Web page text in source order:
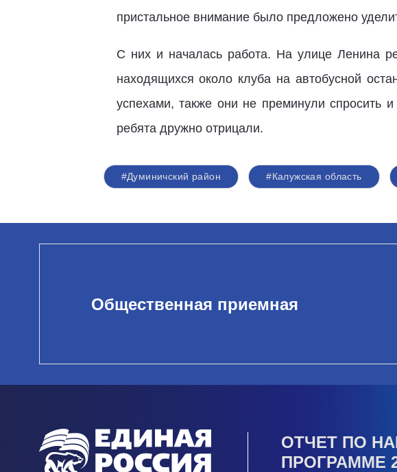
пристальное внимание было предложено
С них и началась работа. На улице Ленина
находящихся около клуба на автобусной
успехами, также они не преминули спросить
ребята дружно отрицали.
#Думиничский район #Калужская область
Общественная приемная
ОТЧЕТ ПО
ПРОГРАММЕ